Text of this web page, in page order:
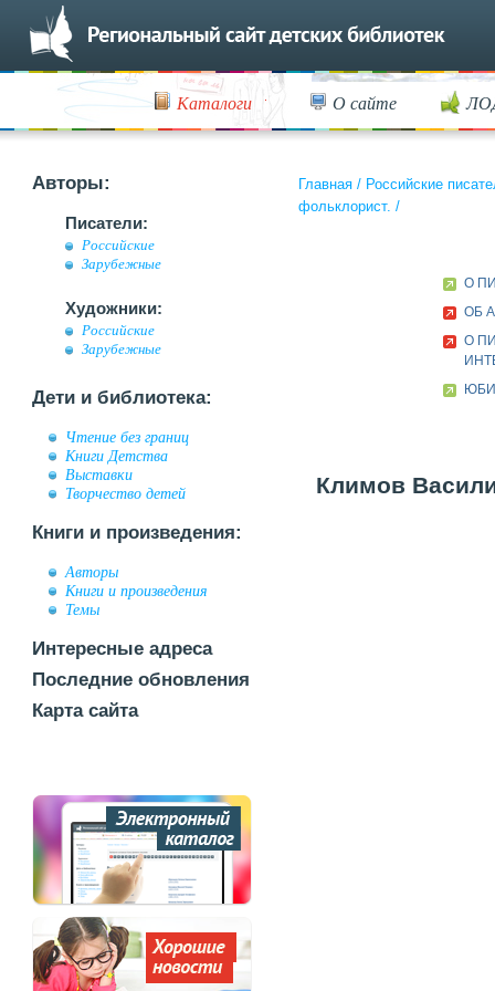
Каталоги О сайте
Авторы:
Писатели:
Российские
Зарубежные
Художники:
Российские
Зарубежные
Дети и библиотека:
Чтение без границ
Книги Детства
Выставки
Творчество детей
Книги и произведения:
Авторы
Книги и произведения
Темы
Интересные адреса
Последние обновления
Карта сайта
Главная / Российские
фольклорист. /
О
ОБ
О
Климов